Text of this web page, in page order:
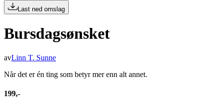
Last ned omslag
Bursdagsønsket
avLinn T. Sunne
Når det er én ting som betyr mer enn alt annet.
199,-